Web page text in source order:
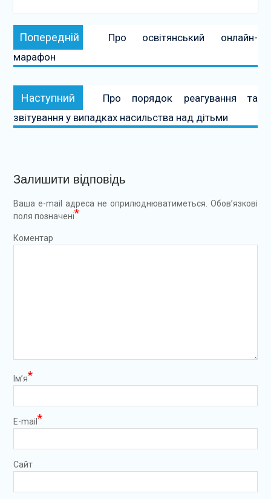
Навігація
записів
Попередній Попередній:
Про освітянський онлайн-
марафон
Наступний Наступний:
Про порядок реагування та
звітування у випадках насильства над дітьми
Залишити відповідь
Ваша e-mail адреса не оприлюднюватиметься. Обов’язкові
поля позначені*
Коментар
Ім’я*
E-mail *
Сайт